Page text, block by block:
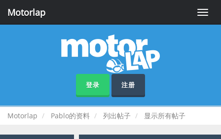
Toggle
Motorlap
登录 注册
Motorlap Pablo的资料 列出帖子 显示所有帖子